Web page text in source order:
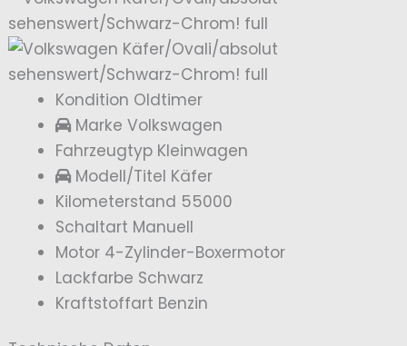
Kondition Oldtimer
MarkeVolkswagen
Fahrzeugtyp Kleinwagen
Modell/Titel Käfer
Kilometerstand 55000
Schaltart Manuell
Motor 4-Zylinder-Boxermotor
Lackfarbe Schwarz
Kraftstoffart Benzin